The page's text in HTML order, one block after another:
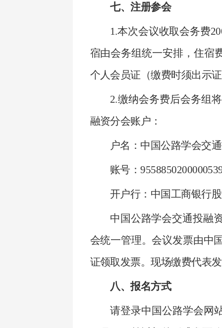
七、注册参会
1.本次会议收取会务费
宿由会务组统一安排，住宿
个人会员证（缴费时须出示
2.缴纳会务费后会务组
融资分会账户：
户名：中国公路学会交
账号：
开户行：中国工商银行
中国公路学会交通投融
会统一管理。会议发票由中
证领取发票。现场缴费代表
八、报名方式
请登录中国公路学会网